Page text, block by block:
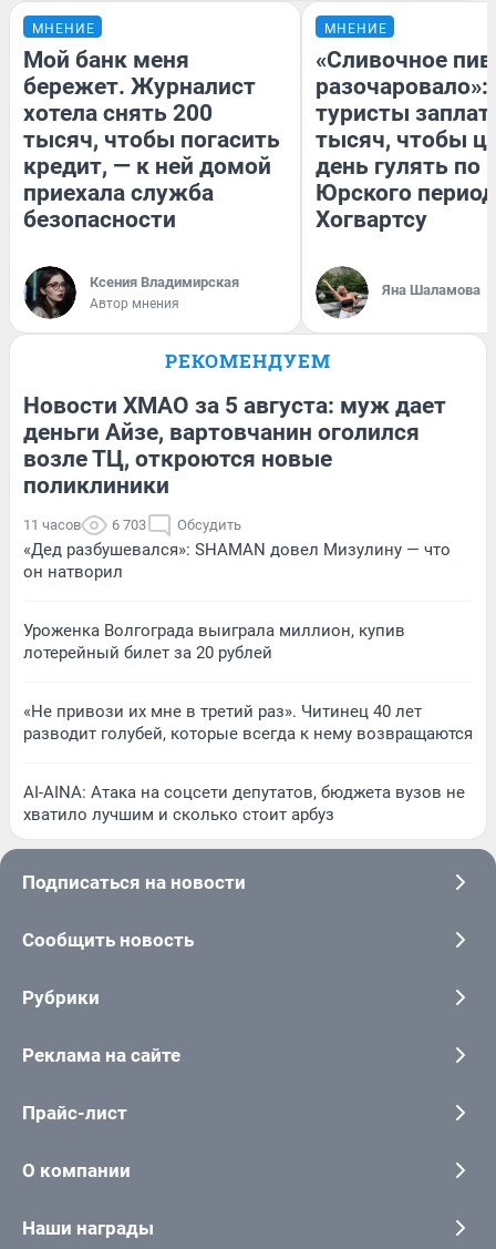
МНЕНИЕ
Мой банк меня
бережет. Журналист
хотела снять 200
тысяч, чтобы погасить
кредит, — к ней домой
приехала служба
безопасности
Ксения Владимирская
Автор мнения
МНЕНИЕ
«Сливочное
разочаровало»:
туристы
тысяч, чтобы
день гулять по
Юрского
Хогвартсу
Яна Шаламова
РЕКОМЕНДУЕМ
Новости ХМАО за 5 августа: муж дает
деньги Айзе, вартовчанин оголился
возле ТЦ, откроются новые
поликлиники
11 часов 6 703 Обсудить
«Дед разбушевался»: SHAMAN довел Мизулину — что
он натворил
Уроженка Волгограда выиграла миллион, купив
лотерейный билет за 20 рублей
«Не привози их мне в третий раз». Читинец 40 лет
разводит голубей, которые всегда к нему возвращаются
AI-AINA: Атака на соцсети депутатов, бюджета вузов не
хватило лучшим и сколько стоит арбуз
Подписаться на новости
Сообщить новость
Рубрики
Реклама на сайте
Прайс-лист
О компании
Наши награды